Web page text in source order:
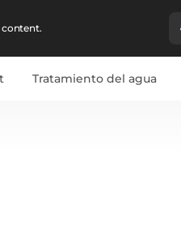
content.
Tratamiento del agua